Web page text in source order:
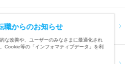
ーター・コールセンター 他
職からのお知らせ
な改善や、ユーザーのみなさまに最適化され
Cookie等の「インフォマティブデータ」を利